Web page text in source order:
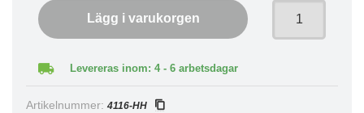
Lägg i varukorgen
Levereras inom: 4 - 6 arbetsdagar
Artikelnummer: 4116-HH